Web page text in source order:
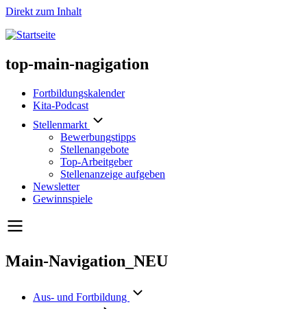
Direkt zum Inhalt
top-main-nagigation
Fortbildungskalender
Kita-Podcast
Stellenmarkt
Bewerbungstipps
Stellenangebote
Top-Arbeitgeber
Stellenanzeige aufgeben
Newsletter
Gewinnspiele
Main-Navigation_NEU
Aus- und Fortbildung